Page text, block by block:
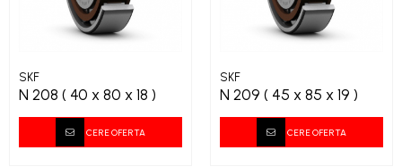
SKF
N 208 ( 40 x 80 x 18 )
CERE OFERTA
SKF
N 209 ( 45 x 85 x 19 )
CERE OFERTA